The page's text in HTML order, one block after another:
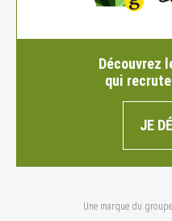
Découvrez
qui
JE
Une marque du groupe